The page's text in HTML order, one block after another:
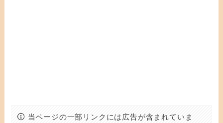
当ページの一部リンクには広告が含まれていま